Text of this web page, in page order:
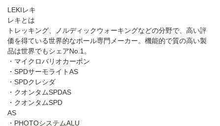
ミレーとは
ミレーの歩みはアルピニズムの歴史と共にあります。世界最高地
点の無酸素単独登頂のエクスペディションをサポートしたミレー
のバックパックとウェア。ミレーは真の愛好家に本物の製品を提
供している。
・レドリュゴアテックスプロジャケット
・ロシューズゴアテックスレインジャケット
・レインシールドEGレインスーツ
・MXPダウンテックスジャケット
・スティープ30セーフティーパック
・プロライターMXP60+20
・エヴェレストサミットGTX